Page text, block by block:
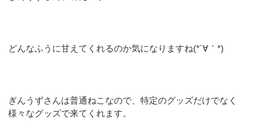
どんなふうに甘えてくれるのか気になりますね(*´∀｀*)
ぎんうずさんは普通ねこなので、特定のグッズだけでなく
様々なグッズで来てくれます。